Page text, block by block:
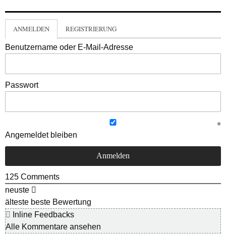
ANMELDEN REGISTRIERUNG
Benutzername oder E-Mail-Adresse
Passwort
Angemeldet bleiben
125 Comments
neuste
älteste beste Bewertung
Inline Feedbacks
Alle Kommentare ansehen